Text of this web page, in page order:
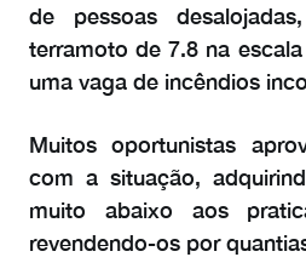
de pessoas
terramoto de 7.8 na
uma vaga de incêndios
Muitos oportunistas
com a situação,
muito abaixo aos
revendendo-os por